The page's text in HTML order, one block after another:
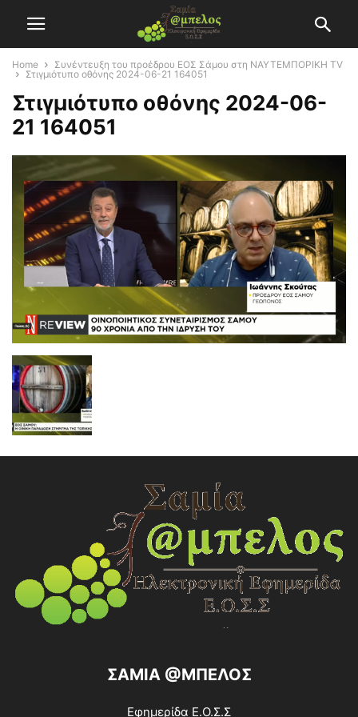
Home
Συνέντευξη του προέδρου ΕΟΣ Σάμου στη ΝΑΥΤΕΜΠΟΡΙΚΗ TV
Στιγμιότυπο οθόνης 2024-06-21 164051
Στιγμιότυπο οθόνης 2024-06-
21 164051
ΣΑΜΙΑ @ΜΠΕΛΟΣ
Εφημερίδα Ε.Ο.Σ.Σ